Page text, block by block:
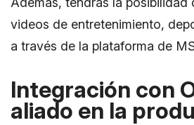
videos de entretenimiento,
a través de la plataforma de
Integración con
aliado en la